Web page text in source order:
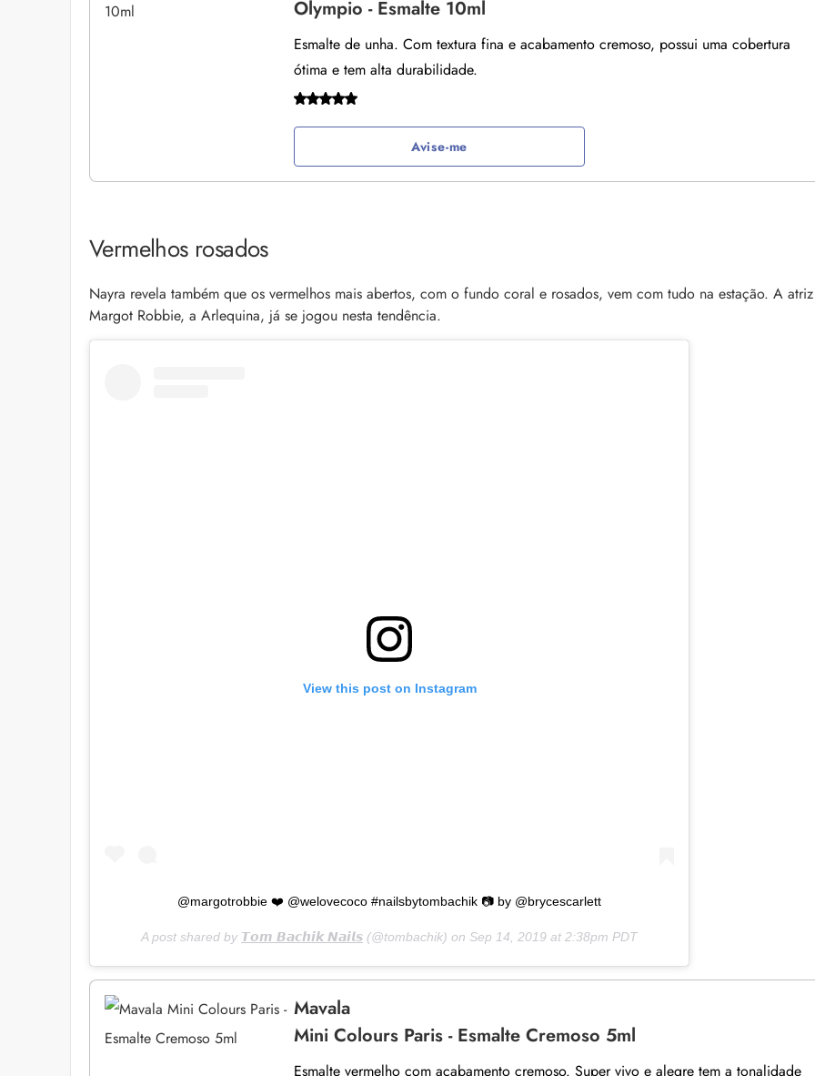
Olympio - Esmalte 10ml
Esmalte de unha. Com textura fina e acabamento cremoso, possui uma cobertura
ótima e tem alta durabilidade.
Avise-me
Vermelhos rosados
Nayra revela também que os vermelhos mais abertos, com o fundo coral e rosados, vem com tudo na estação. A atriz
Margot Robbie, a Arlequina, já se jogou nesta tendência.
View this post on Instagram
@margotrobbie ❤️ @welovecoco #nailsbytombachik 📷 by @brycescarlett
A post shared by 𝙏𝙤𝙢 𝘽𝙖𝙘𝙝𝙞𝙠 𝙉𝙖𝙞𝙡𝙨 (@tombachik) on Sep 14, 2019 at 2:38pm PDT
Mavala
Mini Colours Paris - Esmalte Cremoso 5ml
Esmalte vermelho com acabamento cremoso. Super vivo e alegre tem a tonalidade